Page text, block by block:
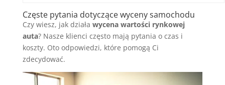
Częste pytania dotyczące wyceny samochodu
Czy wiesz, jak działa wycena wartości rynkowej
auta? Nasze klienci często mają pytania o czas i
koszty. Oto odpowiedzi, które pomogą Ci
zdecydować.